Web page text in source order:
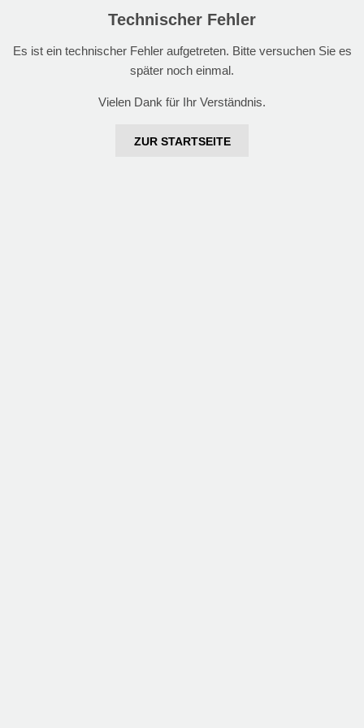
Technischer Fehler
Es ist ein technischer Fehler aufgetreten. Bitte versuchen Sie es
später noch einmal.
Vielen Dank für Ihr Verständnis.
ZUR STARTSEITE